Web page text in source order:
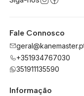
Fale Connosco
+351934767030
351911135590
Informação